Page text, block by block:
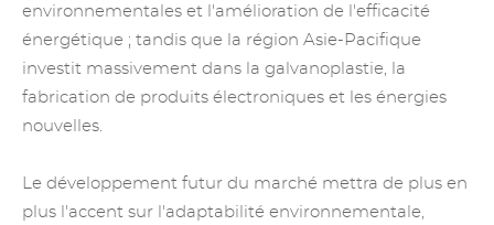
environnementales et l'amélioration de l'efficacité
énergétique ; tandis que la région Asie-Pacifique
investit massivement dans la galvanoplastie, la
fabrication de produits électroniques et les énergies
nouvelles.
Le développement futur du marché mettra de plus en
plus l'accent sur l'adaptabilité environnementale,